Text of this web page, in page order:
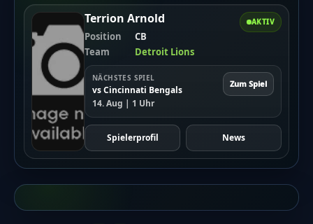
AKTIV
Terrion Arnold
Position
CB
Team
Detroit Lions
NÄCHSTES SPIEL
vs Cincinnati Bengals
14. Aug | 1 Uhr
Zum Spiel
Spielerprofil News